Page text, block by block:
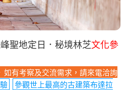
聖地定日．秘境林芝文化參
如有考察及交流需求，請來電洽詢
參觀世上最高的古建築布達拉